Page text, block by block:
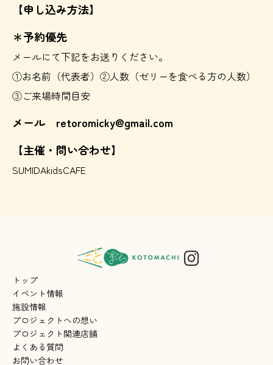
【申し込み方法】
＊予約優先
メールにて下記をお送りください。
①お名前（代表者）②人数（ゼリーを食べる方の人数）
③ご来場時間目安
メール retoromicky@gmail.com
【主催・問い合わせ】
SUMIDAkidsCAFE
トップ
イベント情報
施設情報
プロジェクトへの想い
プロジェクト関連店舗
よくある質問
お問い合わせ